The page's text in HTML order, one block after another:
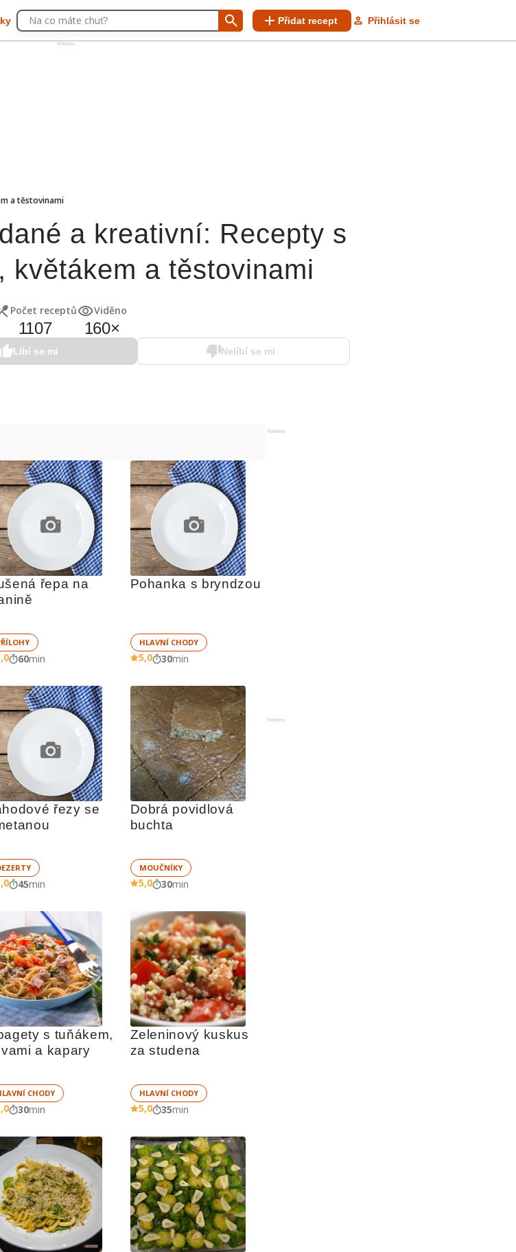
Reklama
Na co máte chuť? Přidat recept Přihlásit se
a těstovinami
a kreativní: Recepty s
květákem a těstovinami
Počet receptů
1107
Viděno
160×
Líbí se mi Nelíbí se mi
řepa na
60min
Pohanka s bryndzou
HLAVNÍ CHODY
5,0 30min
řezy se
45min
Dobrá povidlová
buchta
MOUČNÍKY
5,0 30min
s tuňákem,
a kapary
CHODY
30min
Zeleninový kuskus
za studena
HLAVNÍ CHODY
5,0 35min
Reklama
Reklama